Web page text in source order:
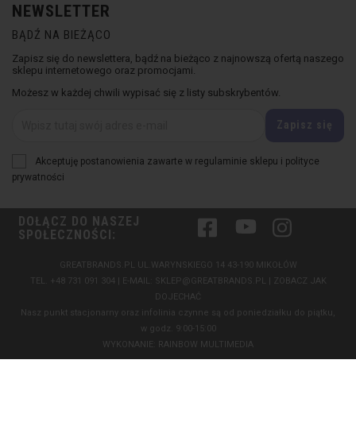
NEWSLETTER
BĄDŹ NA BIEŻĄCO
Zapisz się do newslettera, bądź na bieżąco z najnowszą ofertą naszego
sklepu internetowego oraz promocjami.
Możesz w każdej chwili wypisać się z listy subskrybentów.
Akceptuję postanowienia zawarte w regulaminie sklepu i polityce
prywatności
DOŁĄCZ DO NASZEJ
SPOŁECZNOŚCI:
FacebookYouTube
GREATBRANDS.PL UL.WARYNSKIEGO 14 43-190 MIKOŁÓW
TEL.
+48 731 091 304 | E-MAIL: SKLEP@GREATBRANDS.PL | ZOBACZ JAK
DOJECHAĆ
Nasz punkt stacjonarny oraz infolinia czynne są od poniedziałku do piątku,
w godz. 9:00-15:00
WYKONANIE: RAINBOW MULTIMEDIA